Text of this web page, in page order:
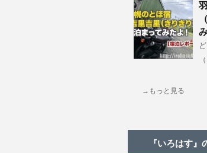
→もっと見る
『いろはす